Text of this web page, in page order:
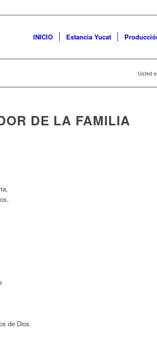
INICIO Estancia Yucat
Usted
DE LA FAMILIA
de Dios.